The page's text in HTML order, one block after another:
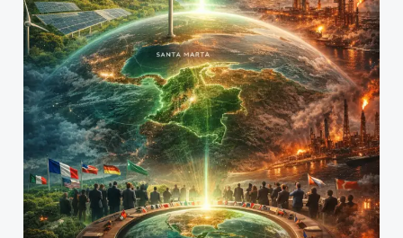
nacimiento
de
una
superpotencia
verde?